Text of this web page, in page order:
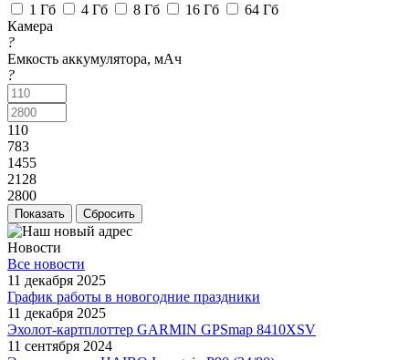
1 Гб
4 Гб 8 Гб 16 Гб
64 Гб
Камера
?
Емкость аккумулятора, мАч
?
110
783
1455
2128
2800
Сбросить
Новости
Все новости
11 декабря 2025
График работы в новогодние праздники
11 декабря 2025
Эхолот-картплоттер GARMIN GPSmap 8410XSV
11 сентября 2024